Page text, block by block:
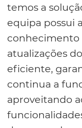
temos a
equipa possui
conhecimento
atualizações
eficiente,
continua a
aproveitando